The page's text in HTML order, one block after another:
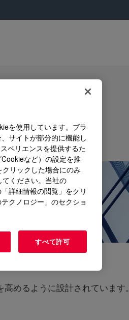
めるように設計されています。
を使用しています。ブラ
サイトが部分的に機能し
ペリエンスを提供するた
など）の設定を推
リックした場合にのみ
ください。当社の
詳細情報の閲覧」をクリ
クノロジー」のセクショ
すべて許可